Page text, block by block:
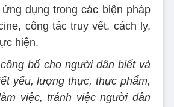
dụng trong các biện pháp
công tác truy vết, cách ly,
hiện.
bố cho người dân biết và
yếu, lượng thực, thực phẩm,
việc, tránh việc người dân